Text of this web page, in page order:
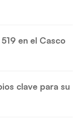
en el Casco
clave para su